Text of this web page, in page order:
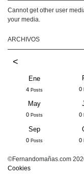
Cannot get other user
your media.
ARCHIVOS
<
Ene
4 Posts 0
May
0 Posts 0
Sep
0 Posts 0
©Fernandomañas.com
Cookies